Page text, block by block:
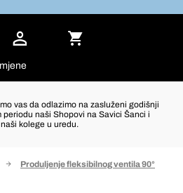
vas da odlazimo na zasluženi godišnji
periodu naši Shopovi na Savici Šanci i
kolege u uredu.
Produljenje fleksibilnog ventila 90°